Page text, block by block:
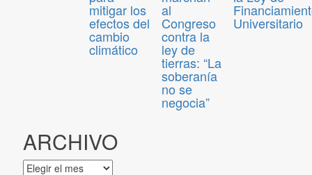
mitigar los
efectos del
cambio
climático
al
Congreso
contra la
ley de
tierras: “La
soberanía
no se
negocia”
Universitario
ARCHIVO